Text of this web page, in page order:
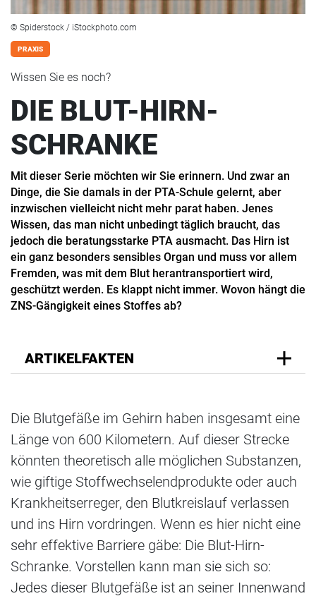
© Spiderstock / iStockphoto.com
PRAXIS
Wissen Sie es noch?
DIE BLUT-HIRN-
SCHRANKE
Mit dieser Serie möchten wir Sie erinnern. Und zwar an
Dinge, die Sie damals in der PTA-Schule gelernt, aber
inzwischen vielleicht nicht mehr parat haben. Jenes
Wissen, das man nicht unbedingt täglich braucht, das
jedoch die beratungsstarke PTA ausmacht. Das Hirn ist
ein ganz besonders sensibles Organ und muss vor allem
Fremden, was mit dem Blut herantransportiert wird,
geschützt werden. Es klappt nicht immer. Wovon hängt die
ZNS-Gängigkeit eines Stoffes ab?
ARTIKELFAKTEN
Die Blutgefäße im Gehirn haben insgesamt eine
Länge von 600 Kilometern. Auf dieser Strecke
könnten theoretisch alle möglichen Substanzen,
wie giftige Stoffwechselendprodukte oder auch
Krankheitserreger, den Blutkreislauf verlassen
und ins Hirn vordringen. Wenn es hier nicht eine
sehr effektive Barriere gäbe: Die Blut-Hirn-
Schranke. Vorstellen kann man sie sich so:
Jedes dieser Blutgefäße ist an seiner Innenwand